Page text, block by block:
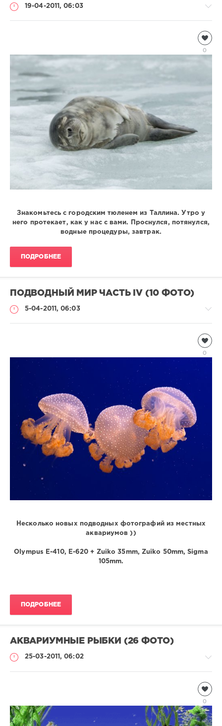
19-04-2011, 06:03
3
0
Знакомьтесь с городским тюленем из Таллина. Утро у
него протекает, как у нас с вами. Проснулся, потянулся,
водные процедуры, завтрак.
ПОДРОБНЕЕ
ПОДВОДНЫЙ МИР ЧАСТЬ IV (10 ФОТО)
5-04-2011, 06:03
silviantrius
0
Несколько новых подводных фотографий из местных
аквариумов ))
Olympus E-410, E-620 + Zuiko 35mm, Zuiko 50mm, Sigma
105mm.
ПОДРОБНЕЕ
АКВАРИУМНЫЕ РЫБКИ (26 ФОТО)
25-03-2011, 06:02
Natalja
11
0